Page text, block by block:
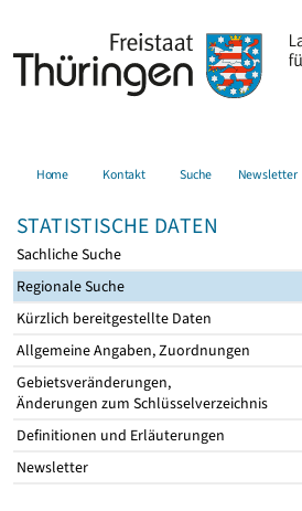
Home Kontakt Suche Newsletter
STATISTISCHE DATEN
Sachliche Suche
Regionale Suche
Kürzlich bereitgestellte Daten
Allgemeine Angaben, Zuordnungen
Gebietsveränderungen,
Änderungen zum Schlüsselverzeichnis
Definitionen und Erläuterungen
Newsletter